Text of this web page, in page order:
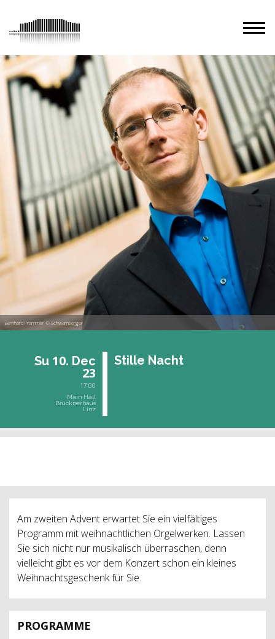
Bernhard Prammer © Schwamberger
Su 10. Dec
23
17:00
Main Hall
Brucknerhaus
Linz
Stil­le Nacht
Am zweiten Advent erwartet Sie ein vielfältiges
Programm mit weihnachtlichen Orgelwerken. Lassen
Sie sich nicht nur musikalisch überraschen, denn
vielleicht gibt es vor dem Konzert schon ein kleines
Weihnachtsgeschenk für Sie.
PROGRAMME